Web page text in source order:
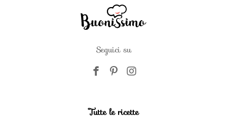
Seguici su
Tutte le ricette